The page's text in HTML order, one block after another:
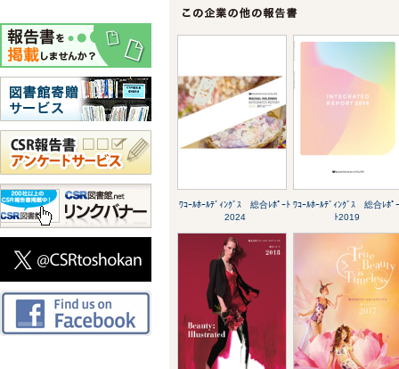
ﾜｺｰﾙﾎｰﾙﾃﾞｨﾝｸﾞｽ 総合ﾚﾎﾟｰﾄ
2024
ﾜｺｰﾙﾎｰﾙﾃﾞｨﾝｸﾞｽ 総合ﾚﾎﾟ
ﾄ2019